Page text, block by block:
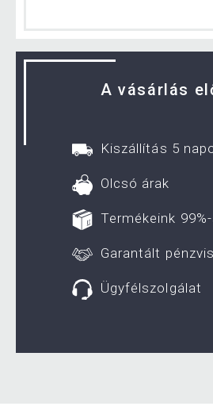
A vásárlás
Kiszállítás 5
Olcsó árak
Termékeink
Garantált
Ügyfélszolgálat